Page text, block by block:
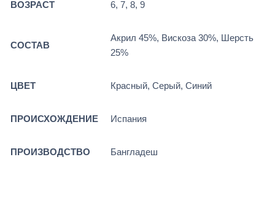
ВОЗРАСТ 6, 7, 8, 9
СОСТАВ
Акрил 45%, Вискоза 30%, Шерсть
25%
ЦВЕТ Красный, Серый, Синий
ПРОИСХОЖДЕНИЕ Испания
ПРОИЗВОДСТВО Бангладеш